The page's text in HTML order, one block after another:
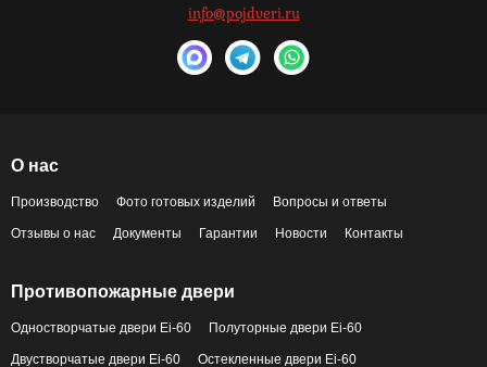
info@pojdveri.ru
О нас
Производство Фото готовых изделий Вопросы и ответы
Отзывы о нас Документы Гарантии Новости Контакты
Противопожарные двери
Одностворчатые двери Ei-60 Полуторные двери Ei-60
Двустворчатые двери Ei-60 Остекленные двери Ei-60